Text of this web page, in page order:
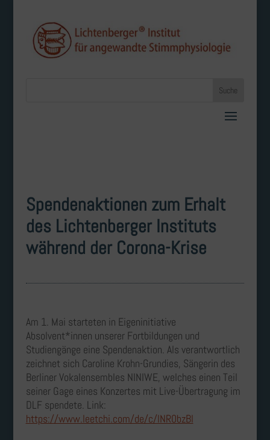
Spendenaktionen zum Erhalt
des Lichtenberger Instituts
während der Corona-Krise
Am 1. Mai starteten in Eigeninitiative
Absolvent*innen unserer Fortbildungen und
Studiengänge eine Spendenaktion. Als verantwortlich
zeichnet sich Caroline Krohn-Grundies, Sängerin des
Berliner Vokalensembles NINIWE, welches einen Teil
seiner Gage eines Konzertes mit Live-Übertragung im
DLF spendete. Link:
https://www.leetchi.com/de/c/lNR0bzBl